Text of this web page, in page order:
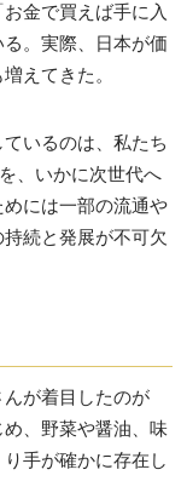
金で買えば手に入
。実際、日本が価
えてきた。
いるのは、私たち
、いかに次世代へ
には一部の流通や
続と発展が不可欠
が着目したのが
め、野菜や醤油、味
手が確かに存在し